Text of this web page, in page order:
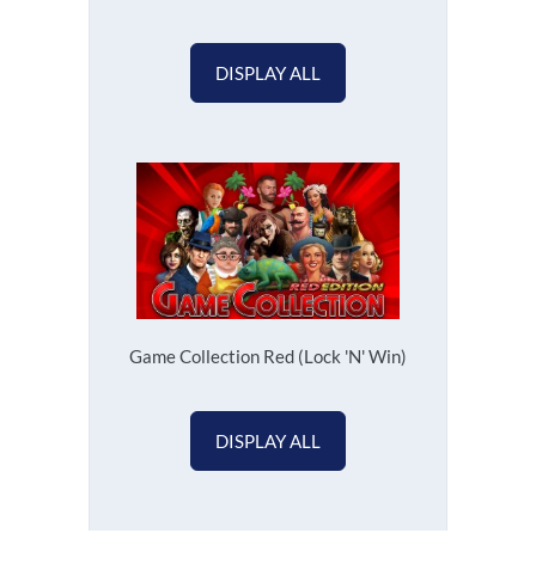
DISPLAY ALL
Game Collection Red (Lock 'N' Win)
DISPLAY ALL